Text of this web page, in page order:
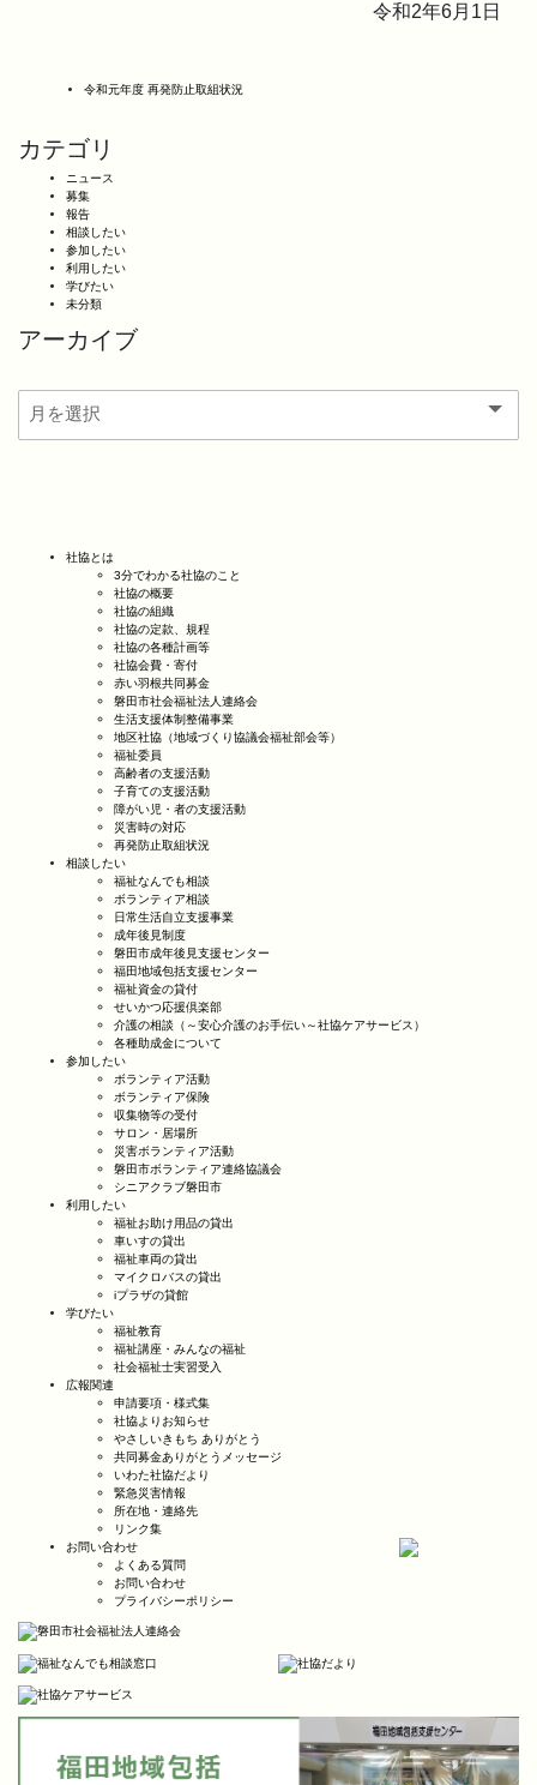
令和2年6月1日
令和元年度 再発防止取組状況
カテゴリ
ニュース
募集
報告
相談したい
参加したい
利用したい
学びたい
未分類
アーカイブ
社協とは
3分でわかる社協のこと
社協の概要
社協の組織
社協の定款、規程
社協の各種計画等
社協会費・寄付
赤い羽根共同募金
磐田市社会福祉法人連絡会
生活支援体制整備事業
地区社協（地域づくり協議会福祉部会等）
福祉委員
高齢者の支援活動
子育ての支援活動
障がい児・者の支援活動
災害時の対応
再発防止取組状況
相談したい
福祉なんでも相談
ボランティア相談
日常生活自立支援事業
成年後見制度
磐田市成年後見支援センター
福田地域包括支援センター
福祉資金の貸付
せいかつ応援倶楽部
介護の相談（～安心介護のお手伝い～社協ケアサービス）
各種助成金について
参加したい
ボランティア活動
ボランティア保険
収集物等の受付
サロン・居場所
災害ボランティア活動
磐田市ボランティア連絡協議会
シニアクラブ磐田市
利用したい
福祉お助け用品の貸出
車いすの貸出
福祉車両の貸出
マイクロバスの貸出
iプラザの貸館
学びたい
福祉教育
福祉講座・みんなの福祉
社会福祉士実習受入
広報関連
申請要項・様式集
社協よりお知らせ
やさしいきもち ありがとう
共同募金ありがとうメッセージ
いわた社協だより
緊急災害情報
所在地・連絡先
リンク集
お問い合わせ
よくある質問
お問い合わせ
プライバシーポリシー